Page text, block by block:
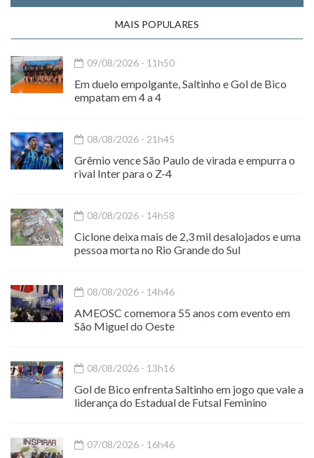
MAIS POPULARES
09/08/2026 - 11h50
Em duelo empolgante, Saltinho e Gol de Bico
empatam em 4 a 4
08/08/2026 - 21h45
Grêmio vence São Paulo de virada e empurra o
rival Inter para o Z-4
08/08/2026 - 14h58
Ciclone deixa mais de 2,3 mil desalojados e uma
pessoa morta no Rio Grande do Sul
08/08/2026 - 14h46
AMEOSC comemora 55 anos com evento em
São Miguel do Oeste
08/08/2026 - 13h16
Gol de Bico enfrenta Saltinho em jogo que vale a
liderança do Estadual de Futsal Feminino
07/08/2026 - 16h46